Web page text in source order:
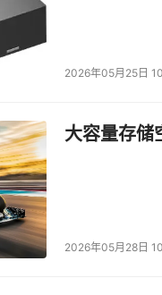
改变命令集，以便在
）和扩展属性来访问
支持所有其他搜索操
位合作。仅仅10年前
存储系统也不远了。目
硬件。
2026年05月25日
大容量存储
2026年05月28日